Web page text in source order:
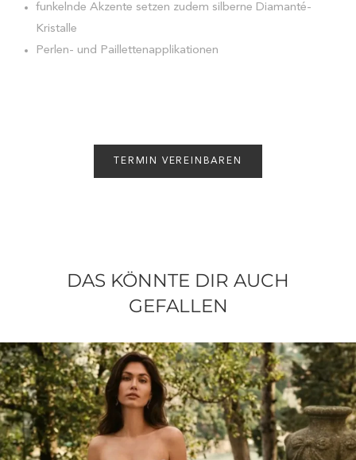
funkelnde Akzente setzen zudem silberne Diamanté-
Kristalle
Perlen- und Paillettenapplikationen
TERMIN VEREINBAREN
DAS KÖNNTE DIR AUCH
GEFALLEN